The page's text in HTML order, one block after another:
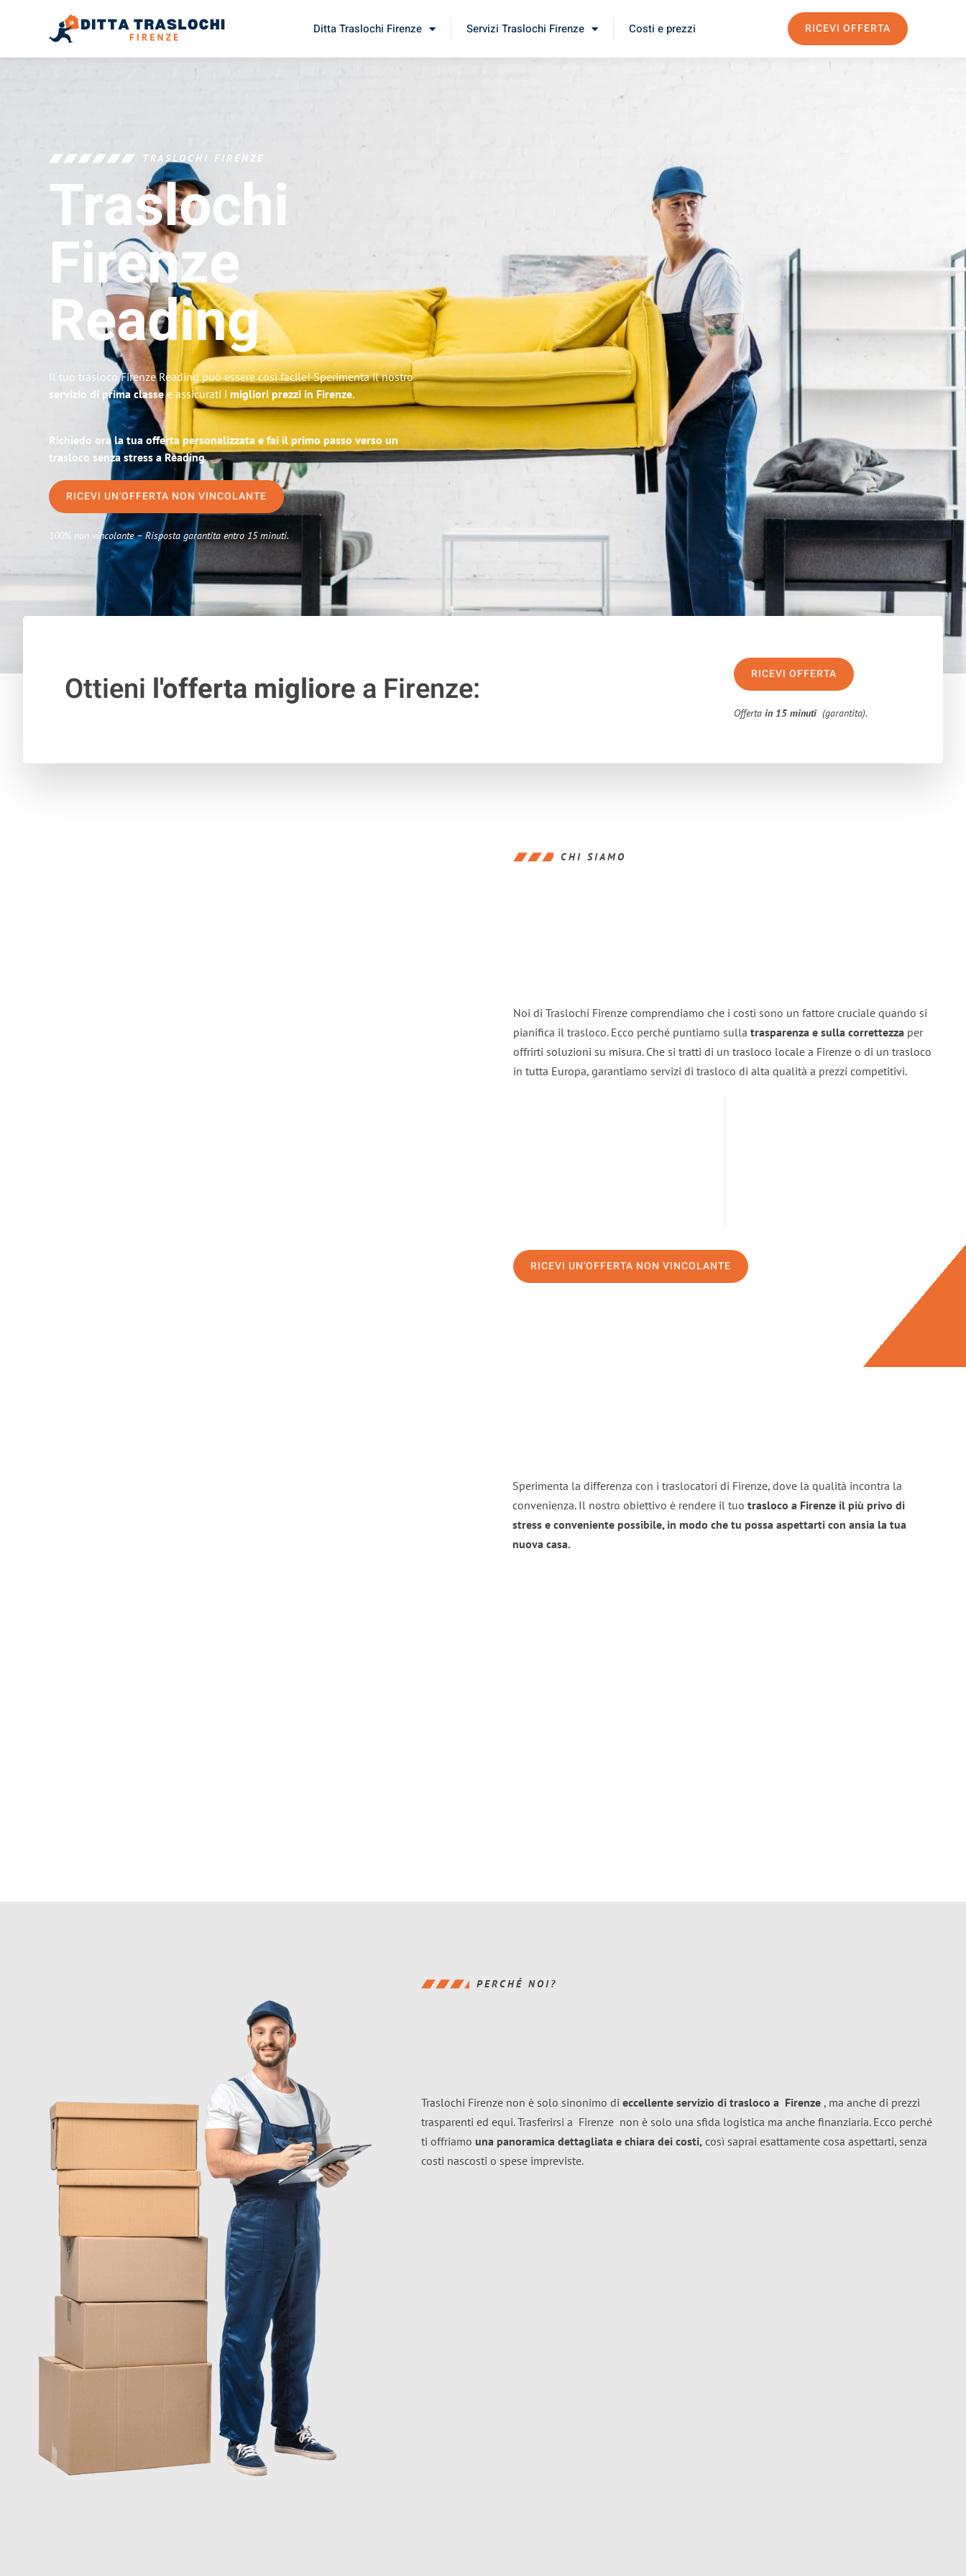
Ditta Traslochi Firenze Servizi Traslochi Firenze Costi e prezzi RICEVI OFFERTA
TRASLOCHI FIRENZE
Traslochi
Firenze
Reading
Il tuo trasloco Firenze Reading può essere così facile! Sperimenta il nostro
servizio di prima classee assicurati i migliori prezzi in Firenze.
Richiedo ora la tua offerta personalizzata e fai il primo passo verso un
trasloco senza stress a Reading
RICEVI UN'OFFERTA NON VINCOLANTE
100% non vincolante – Risposta garantita entro 15 minuti.
Ottieni l'offerta migliorea Firenze: RICEVI OFFERTA
Offertain 15 minuti (garantita).
CHI SIAMO
Noi di Traslochi Firenze comprendiamo che i costi sono un fattore cruciale quando si
pianifica il trasloco. Ecco perché puntiamo sulla trasparenza e sulla correttezza per
offrirti soluzioni su misura. Che si tratti di un trasloco locale a Firenze o di un trasloco
in tutta Europa, garantiamo servizi di trasloco di alta qualità a prezzi competitivi.
RICEVI UN'OFFERTA NON VINCOLANTE
Sperimenta la differenza con i traslocatori di Firenze, dove la qualità incontra la
convenienza. Il nostro obiettivo è rendere il tuo trasloco a Firenze il più privo di
stress e conveniente possibile, in modo che tu possa aspettarti con ansia la tua
nuova casa.
PERCHÉ NOI?
Traslochi Firenze non è solo sinonimo di eccellente servizio di trasloco a Firenze , ma anche di prezzi
trasparenti ed equi. Trasferirsi a Firenze non è solo una sfida logistica ma anche finanziaria. Ecco perché
ti offriamo una panoramica dettagliata e chiara dei costi, così saprai esattamente cosa aspettarti, senza
costi nascosti o spese impreviste.